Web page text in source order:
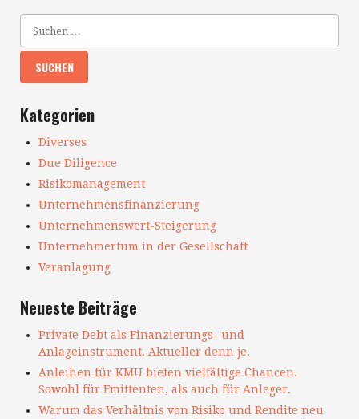
Kategorien
Diverses
Due Diligence
Risikomanagement
Unternehmensfinanzierung
Unternehmenswert-Steigerung
Unternehmertum in der Gesellschaft
Veranlagung
Neueste Beiträge
Private Debt als Finanzierungs- und
Anlageinstrument. Aktueller denn je.
Anleihen für KMU bieten vielfältige Chancen.
Sowohl für Emittenten, als auch für Anleger.
Warum das Verhältnis von Risiko und Rendite neu